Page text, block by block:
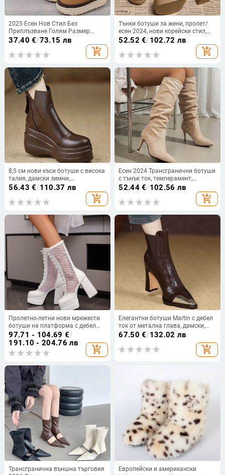
2025 Есен Нов Стил Без
Приплъзване Голям Размер
Дебела Подметка Удобни Топли
Етнически Стил Половин Чаша
Топли Външна Търговия
37.40 €/73.15 лв
add_shopping_cart
Тънки ботуши за жени, пролет/
есен 2024, нови корейски стил,
малки ботуши до глезена, есенни
и зимни дамски обувки, велурени
еластични ботуши, ботуши до
52.52 €/102.72 лв
add_shopping_cart
8,5 см нови къси ботуши с висока
талия, дамски зимни,
водоустойчиви, на платформа,
малки, с поларена подплата,
топли, тънки ботуши, с поларена
търговия на едро
56.43 €/110.37 лв
add_shopping_cart
Есен 2024 Трансгранични ботуши
с тънък ток, темперамент,
заострени, дамски, външна
плисирани европейски и
ток, Tide
52.44€/102.56 лв
add_shopping_cart
Пролетно-летни нови мрежести
ботуши на платформа с дебел
висок ток, кръстосана каишка и
цип отзад, до средата на прасеца,
обувки с голям размер 40-50
97.71 - 104.69 €/
191.10 - 204.76 лв
add_shopping_cart
Елегантни ботуши Martin с дебел
ток от метална глава, дамски,
есенно-зимни, нови, заострени,
средно високи, еластични ботуши
за 2025 г.
67.50 €/132.02 лв
add_shopping_cart
Трансгранична външна търговия
Европейски и американски